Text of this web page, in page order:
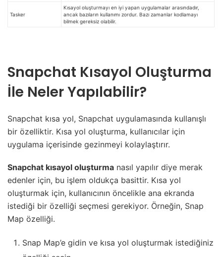
Tasker
Kısayol oluşturmayı en iyi yapan uygulamalar arasındadır,
ancak bazıların kullanımı zordur. Bazı zamanlar kodlamayı
bilmek gereksiz olabilir.
Snapchat Kısayol Oluşturma
İle Neler Yapılabilir?
Snapchat kısa yol, Snapchat uygulamasında kullanışlı
bir özelliktir. Kısa yol oluşturma, kullanıcılar için
uygulama içerisinde gezinmeyi kolaylaştırır.
Snapchat kısayol oluşturma nasıl yapılır diye merak
edenler için, bu işlem oldukça basittir. Kısa yol
oluşturmak için, kullanıcının öncelikle ana ekranda
istediği bir özelliği seçmesi gerekiyor. Örneğin, Snap
Map özelliği.
Snap Map’e gidin ve kısa yol oluşturmak istediğiniz